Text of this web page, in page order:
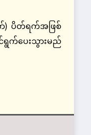
) ပိတ်ရက်အဖြစ်
က်ပေးသွားမည်